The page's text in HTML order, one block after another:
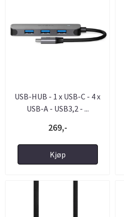
USB-HUB - 1 x USB-C - 4 x
USB-A - USB3,2 - ...
269,-
Kjøp